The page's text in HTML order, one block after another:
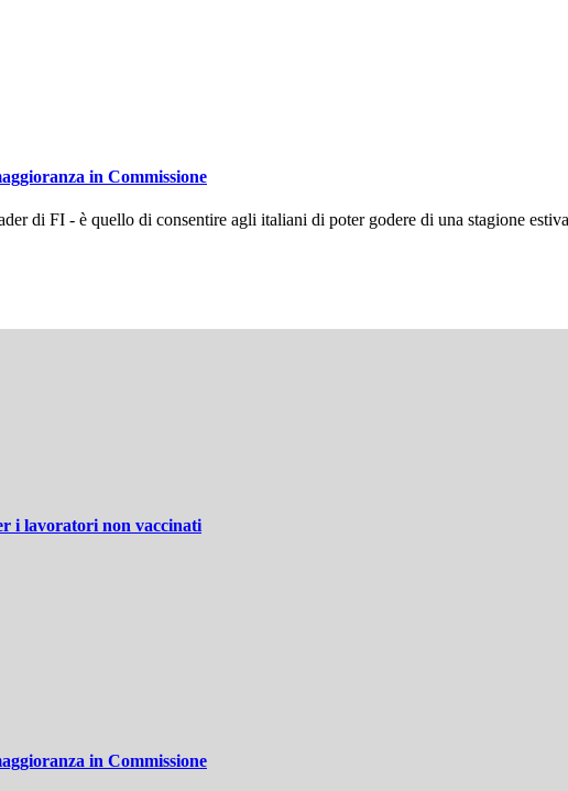
in Commissione
di FI - è quello di consentire agli italiani di poter godere di una stagione
i lavoratori non vaccinati
in Commissione